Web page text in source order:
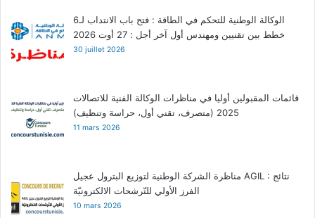
الوكالة الوطنية للتحكم في الطاقة : فتح باب الانتداب لـ6
خطط بين تقنيين ومهندس أول آخر أجل : 27 أوت 2026
30 juillet 2026
قائمات المقبولين أوليا في مناظرات الوكالة الفنية للاتصالات
2025 (متصرف، تقني أول، حراسة وتنظيف)
11 mars 2026
مناظرة الشركة الوطنية لتوزيع البترول عجيل AGIL : نتائج
الفرز الأولي للتّرشحات الالكترونيّة
10 mars 2026